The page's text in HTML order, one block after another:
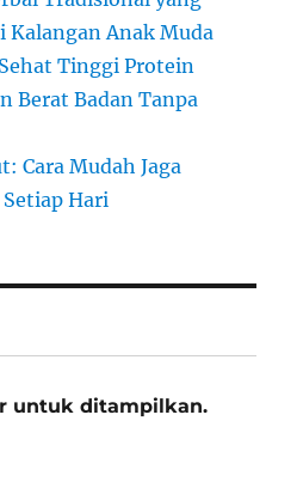
Kalangan Anak Muda
Tinggi Protein
Berat Badan Tanpa
Cara Mudah Jaga
Hari
untuk ditampilkan.